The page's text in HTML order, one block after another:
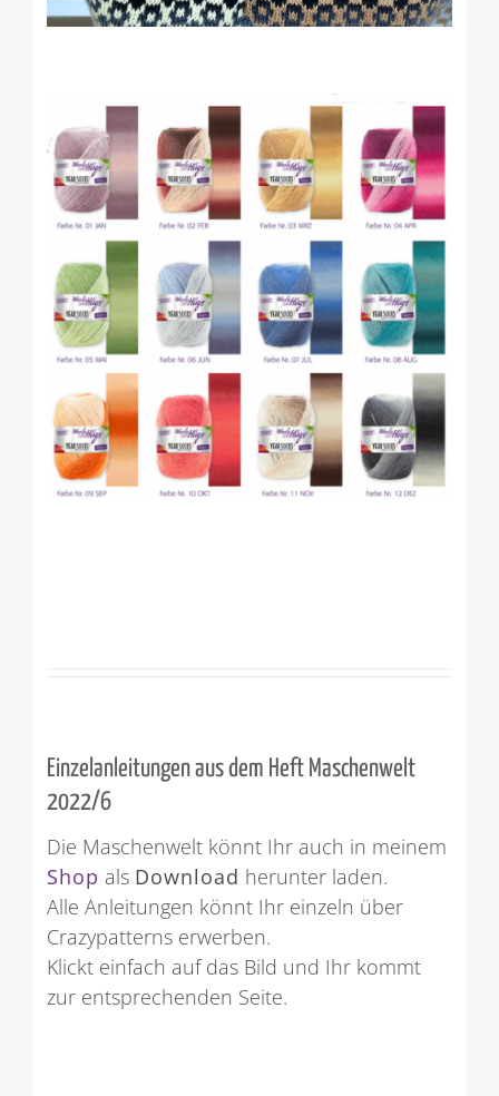
Einzelanleitungen aus dem Heft Maschenwelt
2022/6
Die Maschenwelt könnt Ihr auch in meinem
Shop als Download herunter laden.
Alle Anleitungen könnt Ihr einzeln über
Crazypatterns erwerben.
Klickt einfach auf das Bild und Ihr kommt
zur entsprechenden Seite.